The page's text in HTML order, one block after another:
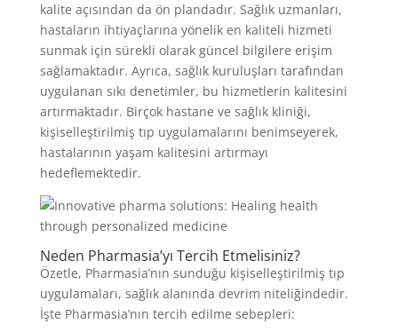
kalite açısından da ön plandadır. Sağlık uzmanları,
hastaların ihtiyaçlarına yönelik en kaliteli hizmeti
sunmak için sürekli olarak güncel bilgilere erişim
sağlamaktadır. Ayrıca, sağlık kuruluşları tarafından
uygulanan sıkı denetimler, bu hizmetlerin kalitesini
artırmaktadır. Birçok hastane ve sağlık kliniği,
kişiselleştirilmiş tıp uygulamalarını benimseyerek,
hastalarının yaşam kalitesini artırmayı
hedeflemektedir.
Neden Pharmasia’yı Tercih Etmelisiniz?
Özetle, Pharmasia’nın sunduğu kişiselleştirilmiş tıp
uygulamaları, sağlık alanında devrim niteliğindedir.
İşte Pharmasia’nın tercih edilme sebepleri: